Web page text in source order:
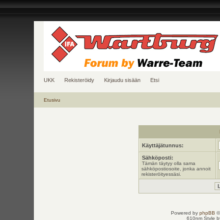
UKK Rekisteröidy Kirjaudu sisään Etsi
Etusivu
Käyttäjätunnus:
Sähköposti:
Tämän täytyy olla sama
sähköpostiosoite, jonka annoit
rekisteröityessäsi.
Powered by phpBB
610nm Style